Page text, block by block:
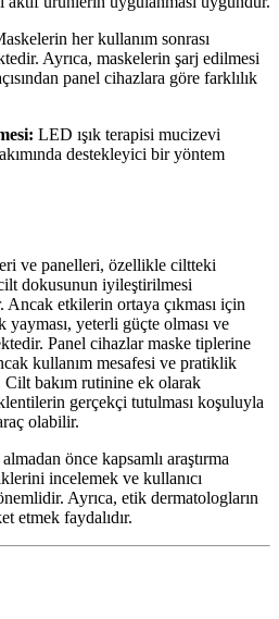
her kullanım sonrası
Ayrıca, maskelerin şarj edilmesi
panel cihazlara göre farklılık
LED ışık terapisi mucizevi
destekleyici bir yöntem
ve panelleri, özellikle ciltteki
cilt dokusunun iyileştirilmesi
etkilerin ortaya çıkması için
yayması, yeterli güçte olması ve
Panel cihazlar maske tiplerine
kullanım mesafesi ve pratiklik
Cilt bakım rutinine ek olarak
gerçekçi tutulması koşuluyla
olabilir.
önce kapsamlı araştırma
incelemek ve kullanıcı
Ayrıca, etik dermatologların
etmek faydalıdır.